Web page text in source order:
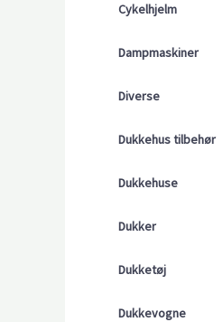
Cykelhjelm
Dampmaskiner
Diverse
Dukkehus tilbehør
Dukkehuse
Dukker
Dukketøj
Dukkevogne